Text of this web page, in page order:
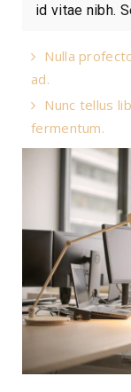
id vitae nibh.
Nulla
ad.
Nunc tellus
fermentum.